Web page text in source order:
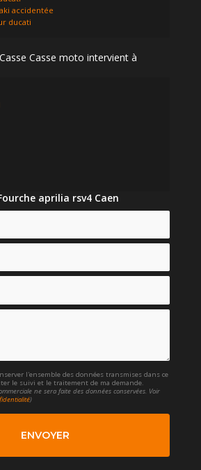
accidentée
ducati
Casse moto intervient à
aprilia rsv4 Caen
l'ensemble des données transmises dans ce
le suivi et le traitement de ma demande.
ne sera faite des données conservées. Voir
)